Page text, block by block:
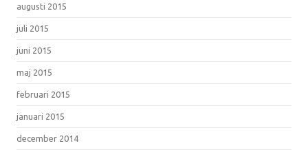
augusti 2015
juli 2015
juni 2015
maj 2015
februari 2015
januari 2015
december 2014